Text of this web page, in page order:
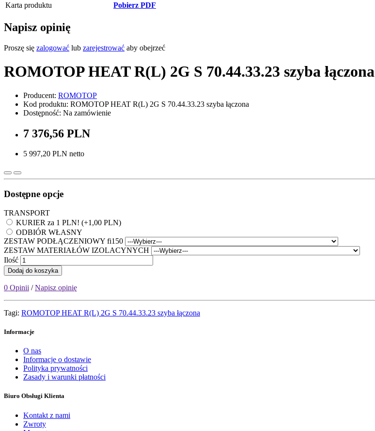
Karta produktu
Pobierz PDF
Napisz opinię
Proszę się zalogować lub zarejestrować aby obejrzeć
ROMOTOP HEAT R(L) 2G S 70.44.33.23 szyba łączona
Producent: ROMOTOP
Kod produktu: ROMOTOP HEAT R(L) 2G S 70.44.33.23 szyba łączona
Dostępność: Na zamówienie
7 376,56 PLN
5 997,20 PLN netto
Dostępne opcje
TRANSPORT
KURIER za 1 PLN! (+1,00 PLN)
ODBIÓR WŁASNY
ZESTAW PODŁĄCZENIOWY fi150
ZESTAW MATERIAŁÓW IZOLACYNYCH
Ilość
Dodaj do koszyka
0 Opinii /Napisz opinię
Tagi: ROMOTOP HEAT R(L) 2G S 70.44.33.23 szyba łączona
Informacje
O nas
Informacje o dostawie
Polityka prywatności
Zasady i warunki płatności
Biuro Obsługi Klienta
Kontakt z nami
Zwroty